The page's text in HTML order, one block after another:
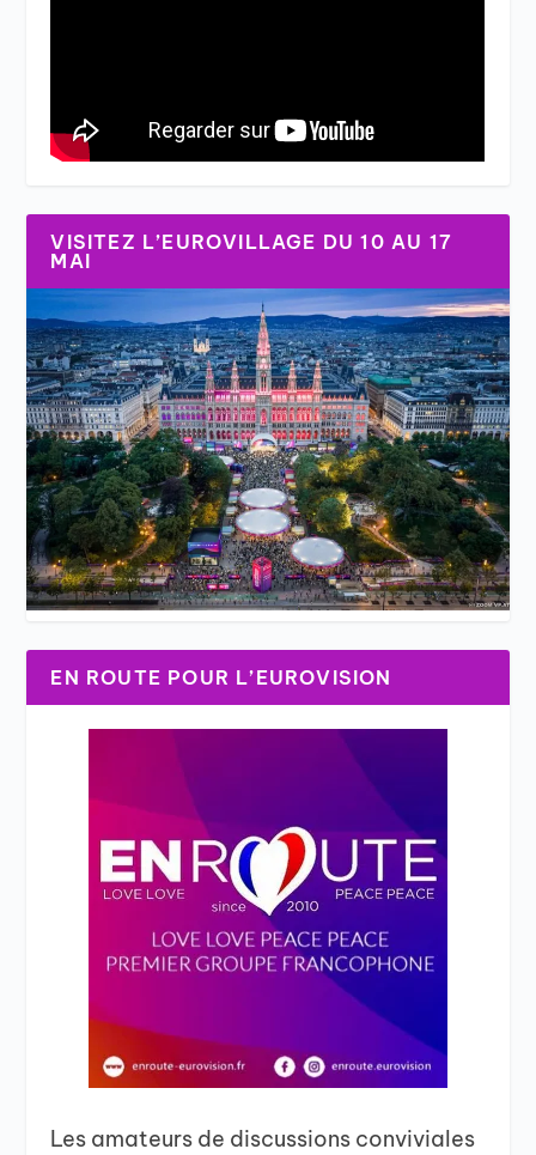
VISITEZ L’EUROVILLAGE DU 10 AU 17
MAI
EN ROUTE POUR L’EUROVISION
Les amateurs de discussions conviviales